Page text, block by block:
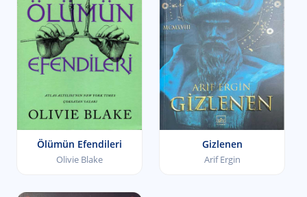
Ölümün Efendileri
Olivie Blake
Gizlenen
Arif Ergin